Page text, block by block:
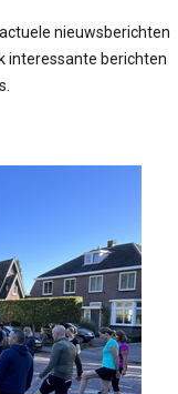
nieuwsberichten
interessante berichten